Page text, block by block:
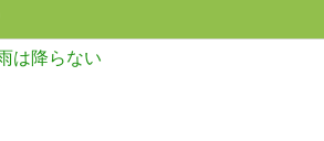
は降らない